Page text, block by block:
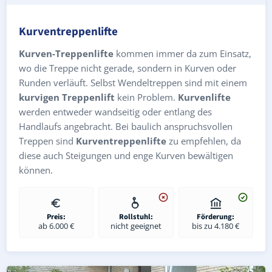
Kurventreppenlifte
Kurven-Treppenlifte kommen immer da zum Einsatz,
wo die Treppe nicht gerade, sondern in Kurven oder
Runden verläuft. Selbst Wendeltreppen sind mit einem
kurvigen Treppenlift kein Problem. Kurvenlifte
werden entweder wandseitig oder entlang des
Handlaufs angebracht. Bei baulich anspruchsvollen
Treppen sind Kurventreppenlifte zu empfehlen, da
diese auch Steigungen und enge Kurven bewältigen
können.
Preis:
ab 6.000 €
Rollstuhl:
nicht geeignet
Förderung:
bis zu 4.180 €